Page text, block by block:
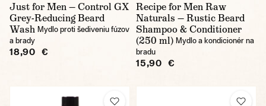
Just for Men — Control GX
Grey-Reducing Beard
Wash Mydlo proti šediveniu fúzov
a brady
18,90 €
Recipe for Men Raw
Naturals — Rustic Beard
Shampoo & Conditioner
(250 ml) Mydlo a kondicionér na
bradu
15,90 €